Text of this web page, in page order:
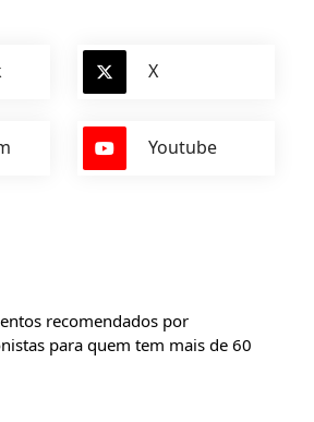
X
Youtube
recomendados por
para quem tem mais de 60